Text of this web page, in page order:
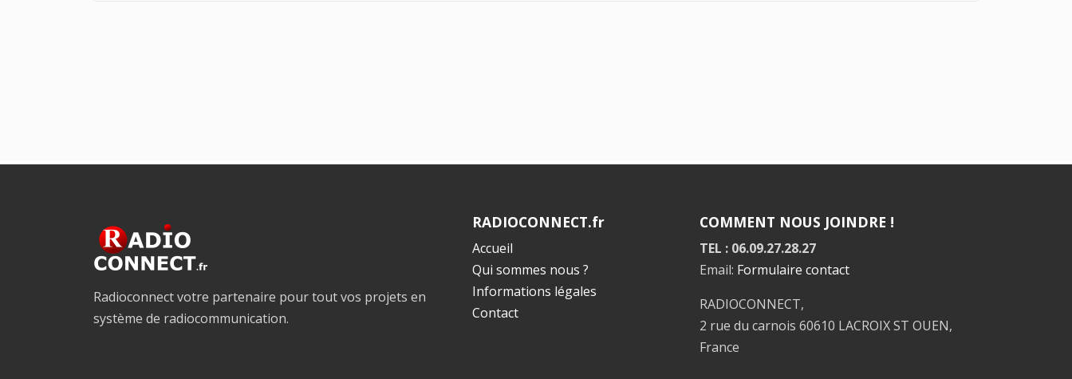
Radioconnect votre partenaire pour tout vos projets en
système de radiocommunication.
RADIOCONNECT.fr
Accueil
Qui sommes nous ?
Informations légales
Contact
COMMENT NOUS JOINDRE !
TEL : 06.09.27.28.27
Email: Formulaire contact
RADIOCONNECT,
2 rue du carnois 60610 LACROIX ST OUEN,
France